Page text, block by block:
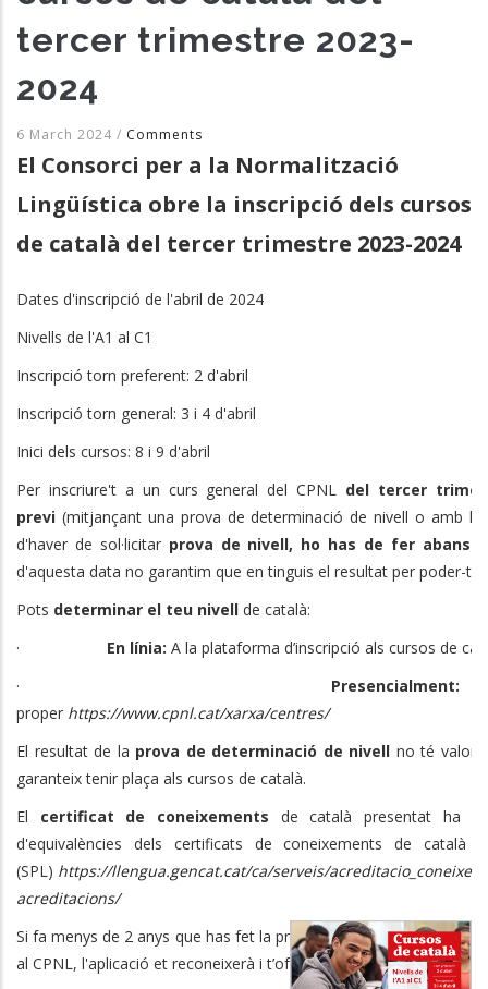
tercer trimestre 2023-
2024
6 March 2024 / Comments
El Consorci per a la Normalització
Lingüística obre la inscripció dels cursos
de català del tercer trimestre 2023-2024
Dates d'inscripció de l'abril de 2024
Nivells de l'A1 al C1
Inscripció torn preferent: 2 d'abril
Inscripció torn general: 3 i 4 d'abril
Inici dels cursos: 8 i 9 d'abril
Per inscriure't a un curs general del CPNL del tercer
previ (mitjançant una prova de determinació de nivell o amb la
d'haver de sol·licitar prova de nivell, ho has de fer abans
d'aquesta data no garantim que en tinguis el resultat per poder-
Pots determinar el teu nivell de català:
· En línia: A la plataforma d’inscripció als cursos de
· Presencialment:
proper https://www.cpnl.cat/xarxa/centres/
El resultat de la prova de determinació de nivell no té valor
garanteix tenir plaça als cursos de català.
El certificat de coneixements de català presentat ha
d'equivalències dels certificats de coneixements de català
(SPL) https://llengua.gencat.cat/ca/serveis/
acreditacions/
Si fa menys de 2 anys que has fet la prova de determinació de
al CPNL, l'aplicació et reconeixerà i t’oferirà els cursos del nivell